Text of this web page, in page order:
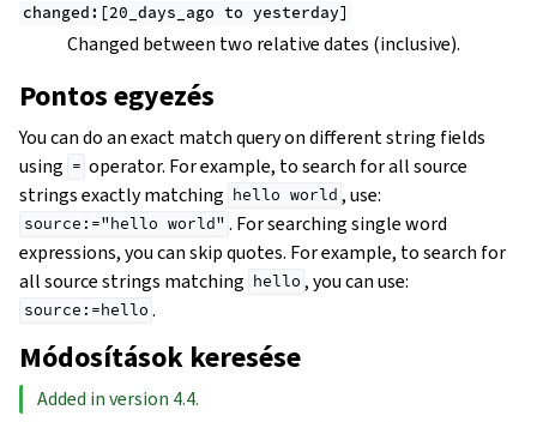
changed:[20_days_ago to yesterday]
Changed between two relative dates (inclusive).
Pontos egyezés
You can do an exact match query on different string fields
using = operator. For example, to search for all source
strings exactly matching hello world , use:
source:="hello world" . For searching single word
expressions, you can skip quotes. For example, to search for
all source strings matching hello , you can use:
source:=hello .
Módosítások keresése
Added in version 4.4.